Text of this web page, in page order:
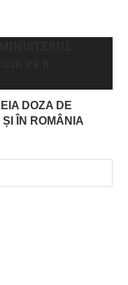
DOZA DE
ÎN ROMÂNIA